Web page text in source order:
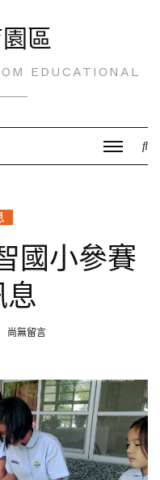
區
EDUCATIONAL
國小參賽
尚無留言